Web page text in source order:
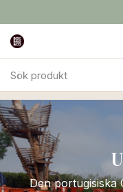
produktUteliv
Den portugisiska